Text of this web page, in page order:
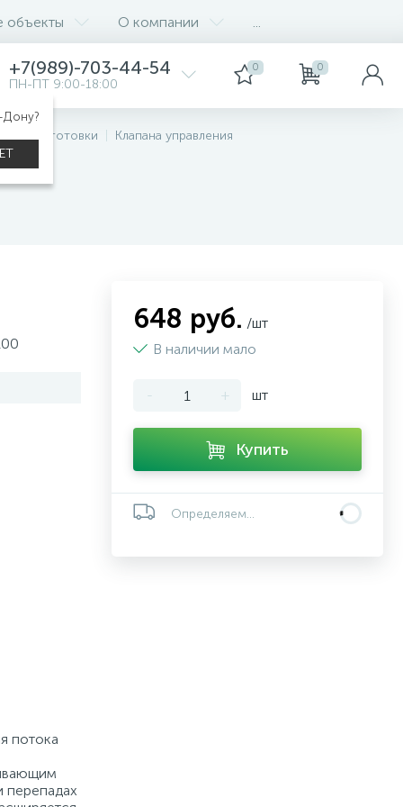
объекты О компании
Дону?
+7(989)-703-44-54
ПН-ПТ 9:00-18:00
0 0
Клапана управления
потока
перепадах
648 руб. /шт
В наличии мало
- + шт
Купить
Определяем...